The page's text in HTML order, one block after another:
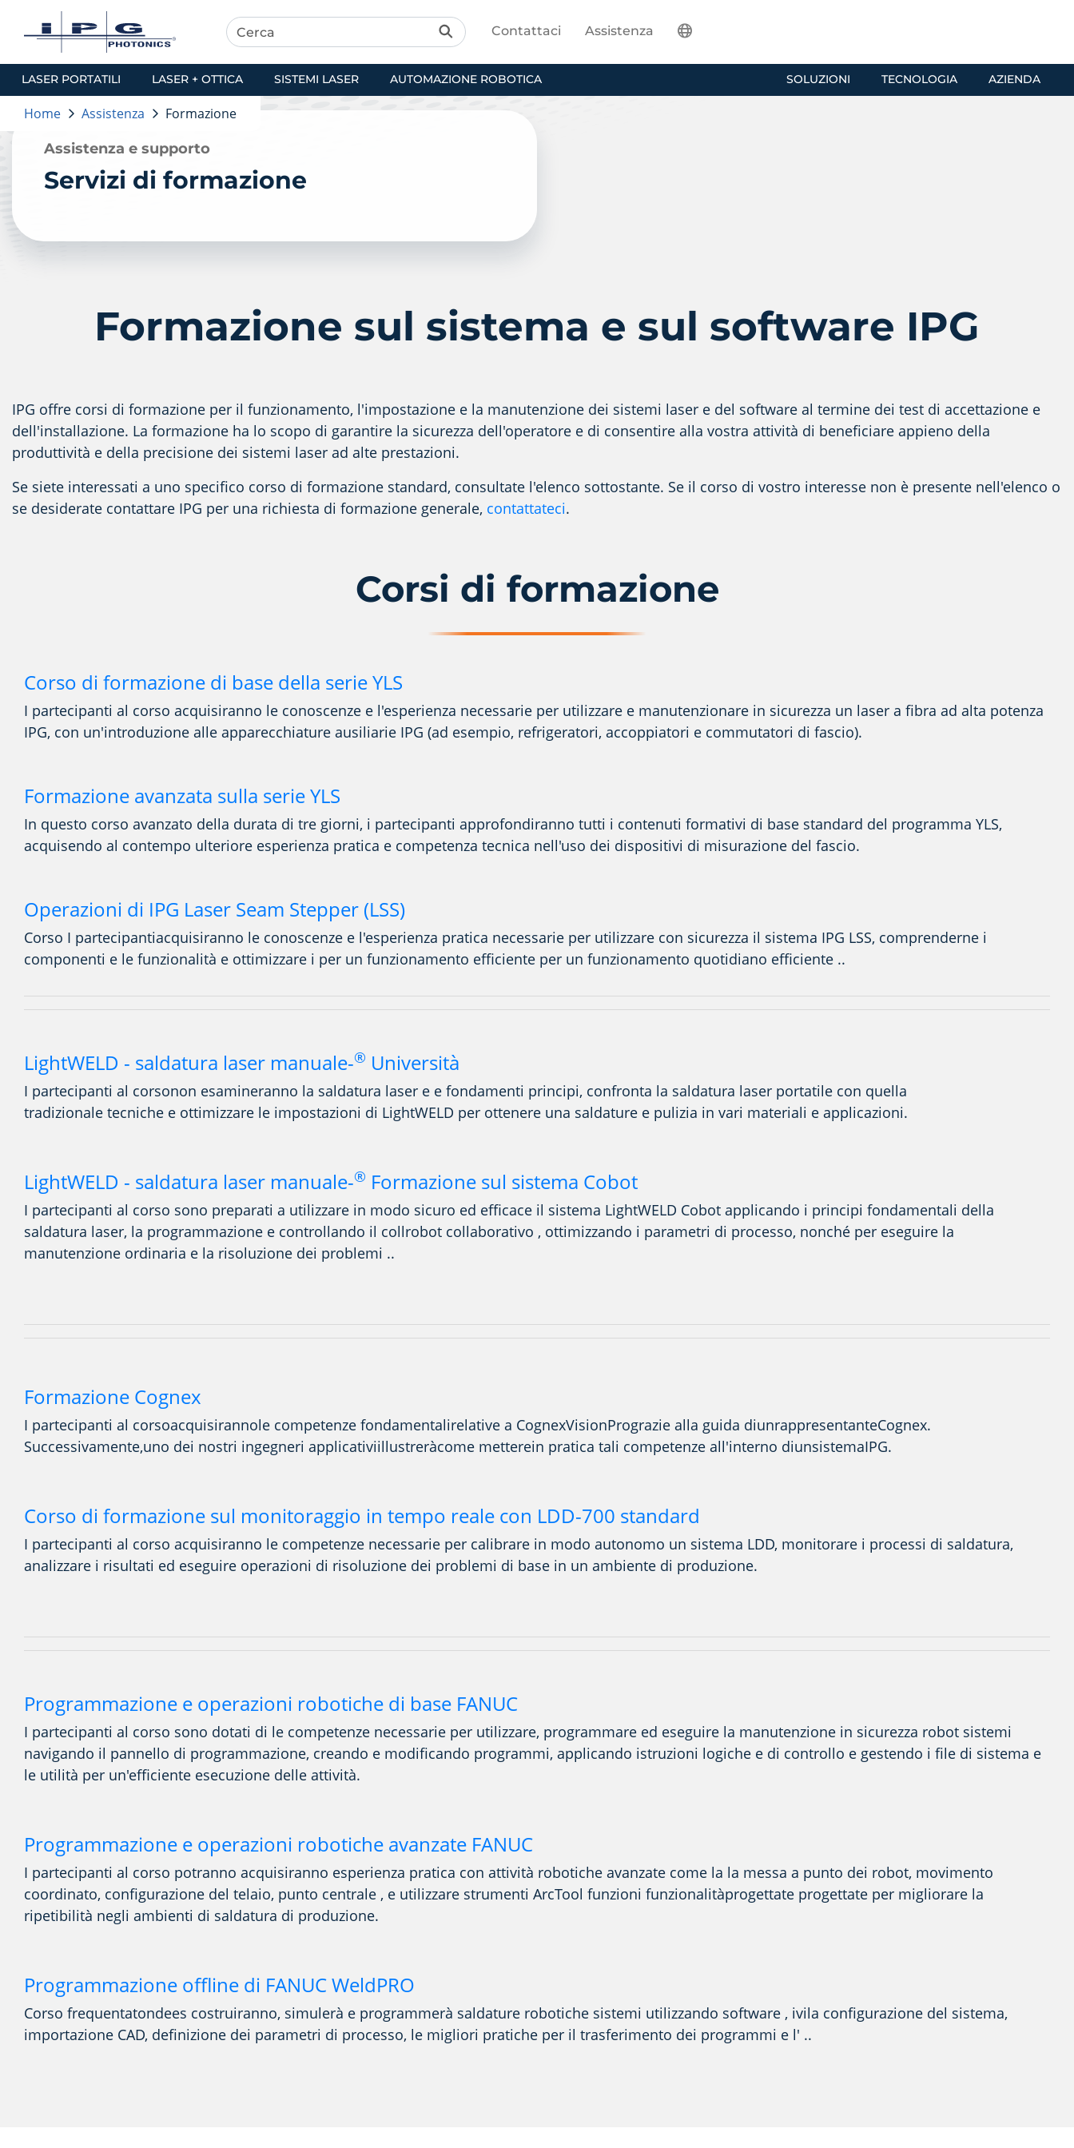
LASER PORTATILI LASER + OTTICA SISTEMI LASER AUTOMAZIONE ROBOTICA SOLUZIONI TECNOLOGIA AZIENDA
Contattaci Assistenza
Assistenza e supporto
Servizi di formazione
Formazione sul sistema e sul software IPG
IPG offre corsi di formazione per il funzionamento, l'impostazione e la manutenzione dei sistemi laser e del software al termine dei test di accettazione e
dell'installazione. La formazione ha lo scopo di garantire la sicurezza dell'operatore e di consentire alla vostra attività di beneficiare appieno della
produttività e della precisione dei sistemi laser ad alte prestazioni.
Se siete interessati a uno specifico corso di formazione standard, consultate l'elenco sottostante. Se il corso di vostro interesse non è presente nell'elenco o
se desiderate contattare IPG per una richiesta di formazione generale, contattateci.
Home Assistenza Formazione
Corsi di formazione
Corso di formazione di base della serie YLS
I partecipanti al corso acquisiranno le conoscenze e l'esperienza necessarie per utilizzare e manutenzionare in sicurezza un laser a fibra ad alta potenza
IPG, con un'introduzione alle apparecchiature ausiliarie IPG (ad esempio, refrigeratori, accoppiatori e commutatori di fascio).
Formazione avanzata sulla serie YLS
In questo corso avanzato della durata di tre giorni, i partecipanti approfondiranno tutti i contenuti formativi di base standard del programma YLS,
acquisendo al contempo ulteriore esperienza pratica e competenza tecnica nell'uso dei dispositivi di misurazione del fascio.
Operazioni di IPG Laser Seam Stepper (LSS)
Corso I partecipantiacquisiranno le conoscenze e l'esperienza pratica necessarie per utilizzare con sicurezza il sistema IPG LSS, comprenderne i
componenti e le funzionalità e ottimizzare i per un funzionamento efficiente per un funzionamento quotidiano efficiente ..
LightWELD - saldatura laser manuale-® Università
I partecipanti al corsonon esamineranno la saldatura laser e e fondamenti principi, confronta la saldatura laser portatile con quella
tradizionale tecniche e ottimizzare le impostazioni di LightWELD per ottenere una saldature e pulizia in vari materiali e applicazioni.
LightWELD - saldatura laser manuale-® Formazione sul sistema Cobot
I partecipanti al corso sono preparati a utilizzare in modo sicuro ed efficace il sistema LightWELD Cobot applicando i principi fondamentali della
saldatura laser, la programmazione e controllando il collrobot collaborativo , ottimizzando i parametri di processo, nonché per eseguire la
manutenzione ordinaria e la risoluzione dei problemi ..
Formazione Cognex
I partecipanti al corsoacquisirannole competenze fondamentalirelative a CognexVisionPrograzie alla guida diunrappresentanteCognex.
Successivamente,uno dei nostri ingegneri applicativiillustreràcome metterein pratica tali competenze all'interno diunsistemaIPG.
Corso di formazione sul monitoraggio in tempo reale con LDD-700 standard
I partecipanti al corso acquisiranno le competenze necessarie per calibrare in modo autonomo un sistema LDD, monitorare i processi di saldatura,
analizzare i risultati ed eseguire operazioni di risoluzione dei problemi di base in un ambiente di produzione.
Programmazione e operazioni robotiche di base FANUC
I partecipanti al corso sono dotati di le competenze necessarie per utilizzare, programmare ed eseguire la manutenzione in sicurezza robot sistemi
navigando il pannello di programmazione, creando e modificando programmi, applicando istruzioni logiche e di controllo e gestendo i file di sistema e
le utilità per un'efficiente esecuzione delle attività.
Programmazione e operazioni robotiche avanzate FANUC
I partecipanti al corso potranno acquisiranno esperienza pratica con attività robotiche avanzate come la la messa a punto dei robot, movimento
coordinato, configurazione del telaio, punto centrale , e utilizzare strumenti ArcTool funzioni funzionalitàprogettate progettate per migliorare la
ripetibilità negli ambienti di saldatura di produzione.
Programmazione offline di FANUC WeldPRO
Corso frequentatondees costruiranno, simulerà e programmerà saldature robotiche sistemi utilizzando software , ivila configurazione del sistema,
importazione CAD, definizione dei parametri di processo, le migliori pratiche per il trasferimento dei programmi e l' ..